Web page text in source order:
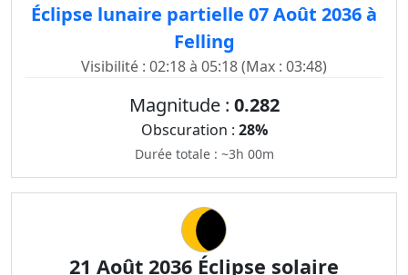
Éclipse lunaire partielle 07 Août 2036 à
Felling
Visibilité : 02:18 à 05:18 (Max : 03:48)
Magnitude : 0.282
Obscuration : 28%
Durée totale : ~3h 00m
21 Août 2036 Éclipse solaire